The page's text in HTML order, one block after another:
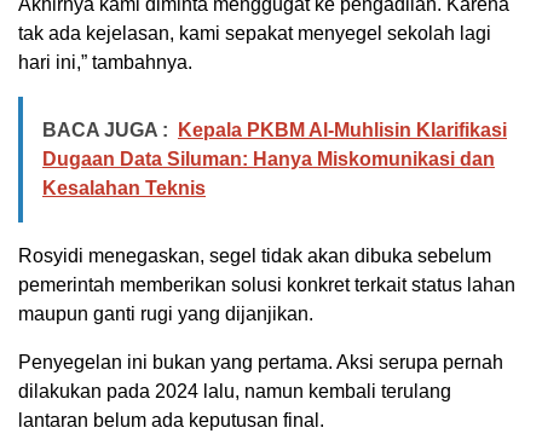
tak ada kejelasan, kami sepakat menyegel sekolah lagi
hari ini,” tambahnya.
BACA JUGA :
Kepala PKBM Al-Muhlisin Klarifikasi
Dugaan Data Siluman: Hanya Miskomunikasi dan
Kesalahan Teknis
Rosyidi menegaskan, segel tidak akan dibuka sebelum
pemerintah memberikan solusi konkret terkait status lahan
maupun ganti rugi yang dijanjikan.
Penyegelan ini bukan yang pertama. Aksi serupa pernah
dilakukan pada 2024 lalu, namun kembali terulang
lantaran belum ada keputusan final.